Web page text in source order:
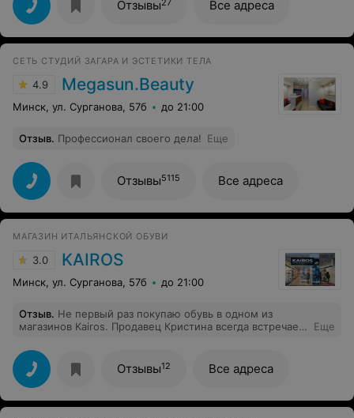
Отзывы27 Все адреса
СЕТЬ СТУДИЙ ЗАГАРА И ЭСТЕТИКИ ТЕЛА
4.9 Megasun.Beauty
Минск, ул. Сурганова, 57б до 21:00
Отзыв. Профессионал своего дела! Еще
Отзывы5115 Все адреса
МАГАЗИН ИТАЛЬЯНСКОЙ ОБУВИ
3.0 KAIROS
Минск, ул. Сурганова, 57б до 21:00
Отзыв. Не первый раз покупаю обувь в одном из
магазинов Kairos. Продавец Кристина всегда встречает
помогает. Супер-продавец, супер-обувь.
Еще
Отзывы12 Все адреса